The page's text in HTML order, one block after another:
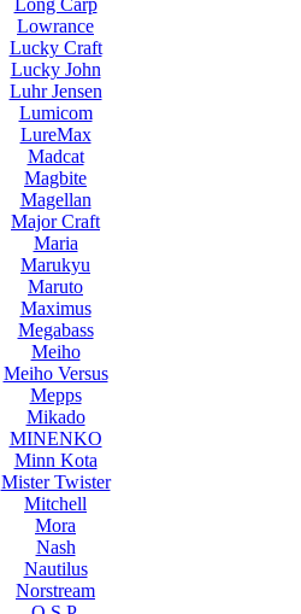
Long Carp
Lowrance
Lucky Craft
Lucky John
Luhr Jensen
Lumicom
LureMax
Madcat
Magbite
Magellan
Major Craft
Maria
Marukyu
Maruto
Maximus
Megabass
Meiho
Meiho Versus
Mepps
Mikado
MINENKO
Minn Kota
Mister Twister
Mitchell
Mora
Nash
Nautilus
Norstream